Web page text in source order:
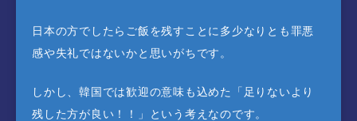
日本の方でしたらご飯を残すことに多少なりとも罪悪
感や失礼ではないかと思いがちです。
しかし、韓国では歓迎の意味も込めた「足りないより
残した方が良い！！」という考えなのです。